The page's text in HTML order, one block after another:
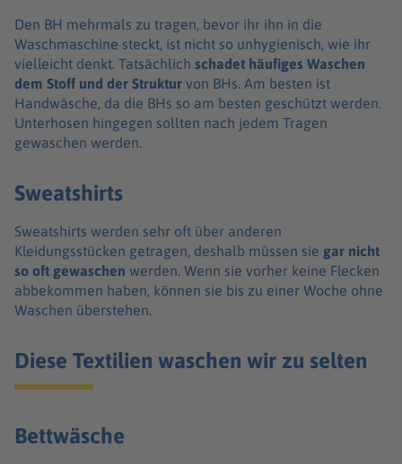
Den BH mehrmals zu tragen, bevor ihr ihn in die
Waschmaschine steckt, ist nicht so unhygienisch, wie ihr
vielleicht denkt. Tatsächlich schadet häufiges Waschen
dem Stoff und der Struktur von BHs. Am besten ist
Handwäsche, da die BHs so am besten geschützt werden.
Unterhosen hingegen sollten nach jedem Tragen
gewaschen werden.
Sweatshirts
Sweatshirts werden sehr oft über anderen
Kleidungsstücken getragen, deshalb müssen sie gar nicht
so oft gewaschen werden. Wenn sie vorher keine Flecken
abbekommen haben, können sie bis zu einer Woche ohne
Waschen überstehen.
Diese Textilien waschen wir zu selten
Bettwäsche